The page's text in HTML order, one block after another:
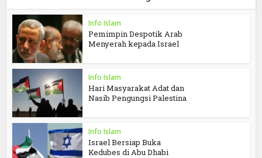
Info Islam
Pemimpin Despotik Arab
Menyerah kepada Israel
Info Islam
Hari Masyarakat Adat dan
Nasib Pengungsi Palestina
Info Islam
Israel Bersiap Buka
Kedubes di Abu Dhabi